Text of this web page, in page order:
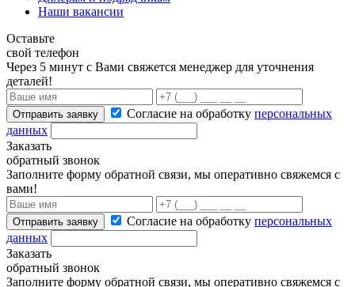
Наши вакансии
Оставьте
свой телефон
Через 5 минут с Вами свяжется менеджер для уточнения
деталей!
Отправить заявку Согласие на обработку персональных
данных
Заказать
обратный звонок
Заполните форму обратной связи, мы оперативно свяжемся с
вами!
Отправить заявку Согласие на обработку персональных
данных
Заказать
обратный звонок
Заполните форму обратной связи, мы оперативно свяжемся с